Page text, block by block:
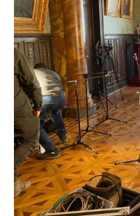
VIDEOS
GALERIA DE FOTOS
APP MÓVIL
TRANSPARENCIA